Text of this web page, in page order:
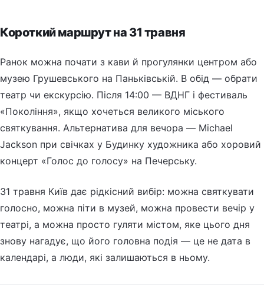
Короткий маршрут на 31 травня
Ранок можна почати з кави й прогулянки центром або
музею Грушевського на Паньківській. В обід — обрати
театр чи екскурсію. Після 14:00 — ВДНГ і фестиваль
«Покоління», якщо хочеться великого міського
святкування. Альтернатива для вечора — Michael
Jackson при свічках у Будинку художника або хоровий
концерт «Голос до голосу» на Печерську.
31 травня Київ дає рідкісний вибір: можна святкувати
голосно, можна піти в музей, можна провести вечір у
театрі, а можна просто гуляти містом, яке цього дня
знову нагадує, що його головна подія — це не дата в
календарі, а люди, які залишаються в ньому.